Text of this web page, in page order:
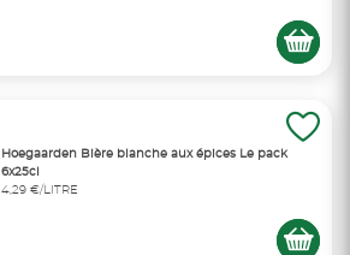
Hoegaarden Bière blanche aux épices Le pack
6x25cl
4,29 €/LITRE